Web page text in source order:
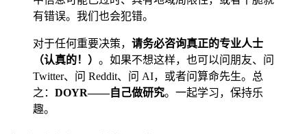
有错误。我们也会犯错。
对于任何重要决策， 请务必咨询真正的专业人士
（认真的！） 。如果不想这样，也可以问朋友、问
Twitter、问 Reddit、问 AI，或者问算命先生。总
之： DOYR——自己做研究。一起学习，保持乐
趣。